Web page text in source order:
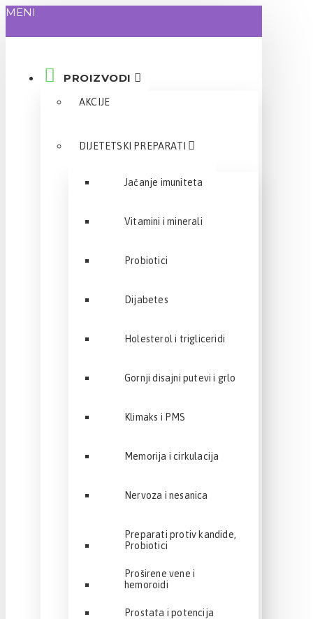
MENI
PROIZVODI
AKCIJE
DIJETETSKI PREPARATI
Jačanje imuniteta
Vitamini i minerali
Probiotici
Dijabetes
Holesterol i trigliceridi
Gornji disajni putevi i grlo
Klimaks i PMS
Memorija i cirkulacija
Nervoza i nesanica
Preparati protiv kandide,
Probiotici
Proširene vene i
hemoroidi
Prostata i potencija